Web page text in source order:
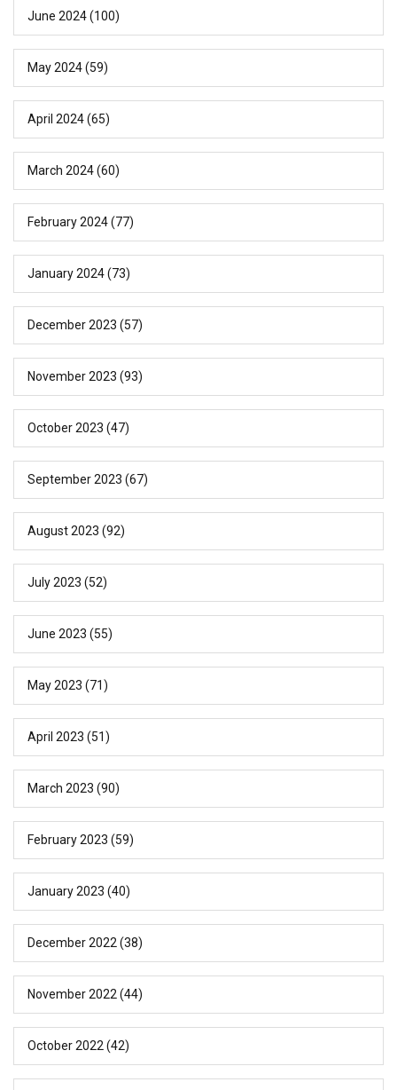
June 2024(100)
May 2024(59)
April 2024(65)
March 2024(60)
February 2024(77)
January 2024(73)
December 2023 (57)
November 2023 (93)
October 2023 (47)
September 2023 (67)
August 2023 (92)
July 2023 (52)
June 2023 (55)
May 2023 (71)
April 2023 (51)
March 2023 (90)
February 2023 (59)
January 2023 (40)
December 2022(38)
November 2022(44)
October 2022(42)